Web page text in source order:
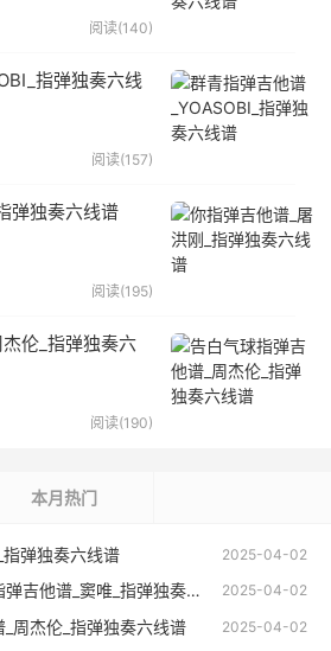
阅读(140)
指弹独奏六线
阅读(157)
弹独奏六线谱
阅读(195)
伦_指弹独奏六
阅读(190)
本月热门
2025-04-02
弹独奏六线谱
2025-04-02
他谱_窦唯_指弹独奏六线谱
2025-04-02
周杰伦_指弹独奏六线谱